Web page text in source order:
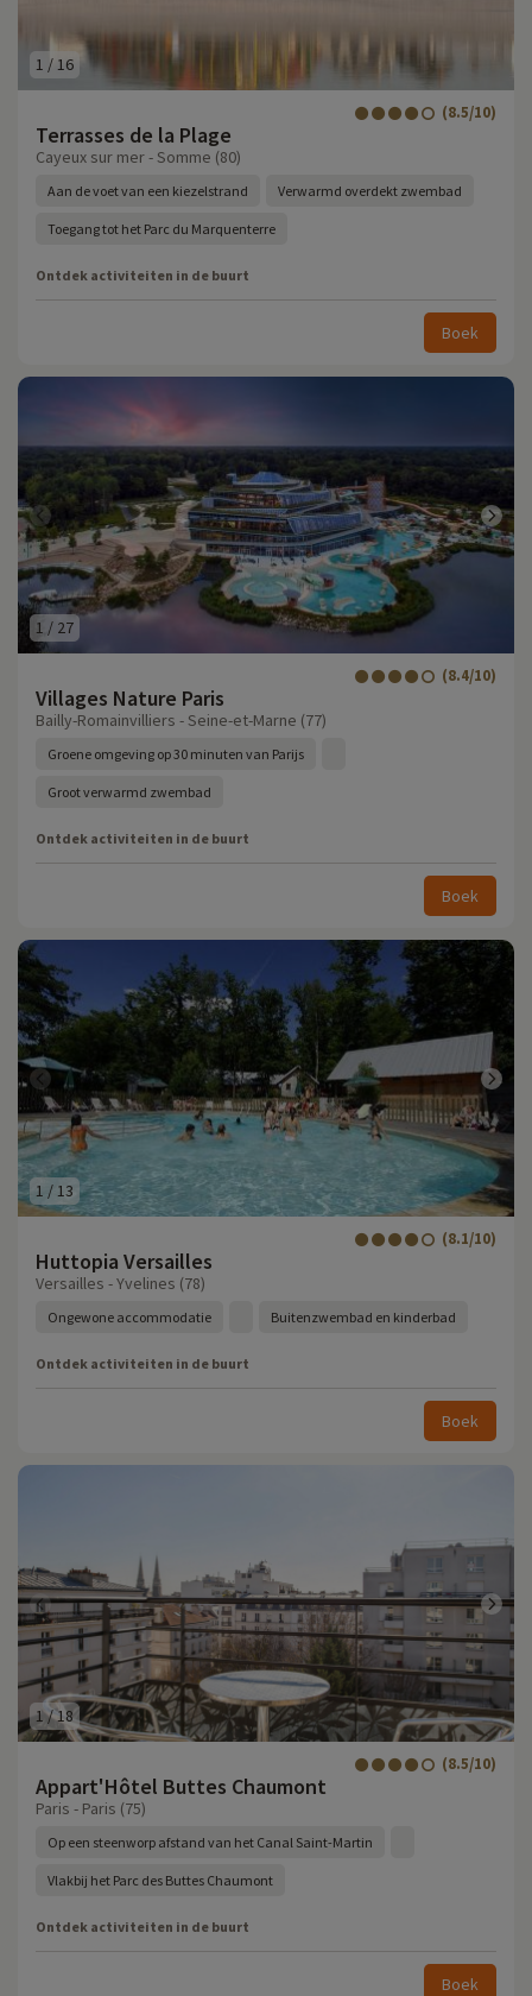
1 /16
Terrasses de la Plage
(8.5/10)
Cayeux sur mer - Somme (80)
Aan de voet van een kiezelstrand Verwarmd overdekt zwembad
Toegang tot het Parc du Marquenterre
Ontdek activiteiten in de buurt
Boek
1 / 27
Villages Nature Paris
(8.4/10)
Bailly-Romainvilliers - Seine-et-Marne (77)
Groene omgeving op 30 minuten van Parijs
Groot verwarmd zwembad
Ontdek activiteiten in de buurt
Boek
1 / 13
Huttopia Versailles
(8.1/10)
Versailles - Yvelines (78)
Ongewone accommodatie Buitenzwembad en kinderbad
Ontdek activiteiten in de buurt
Boek
1/18
Appart'Hôtel Buttes Chaumont
(8.5/10)
Paris - Paris (75)
Op een steenworp afstand van het Canal Saint-Martin
Vlakbij het Parc des Buttes Chaumont
Ontdek activiteiten in de buurt
Boek